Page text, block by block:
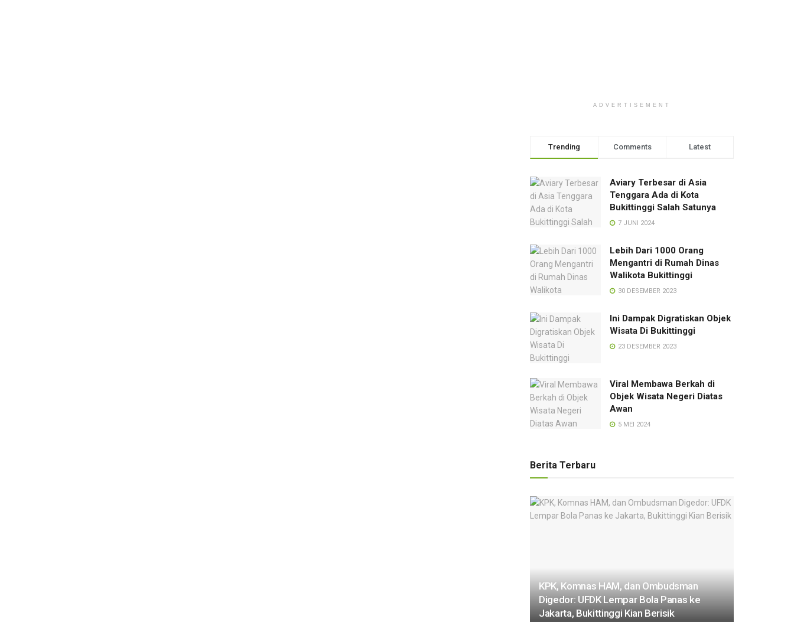
ADVERTISEMENT
Trending Comments Latest
Aviary Terbesar di Asia
Tenggara Ada di Kota
Bukittinggi Salah Satunya
7 JUNI 2024
Lebih Dari 1000 Orang
Mengantri di Rumah Dinas
Walikota Bukittinggi
30 DESEMBER 2023
Ini Dampak Digratiskan Objek
Wisata Di Bukittinggi
23 DESEMBER 2023
Viral Membawa Berkah di
Objek Wisata Negeri Diatas
Awan
5 MEI 2024
Berita Terbaru
KPK, Komnas HAM, dan Ombudsman
Digedor: UFDK Lempar Bola Panas ke
Jakarta, Bukittinggi Kian Berisik